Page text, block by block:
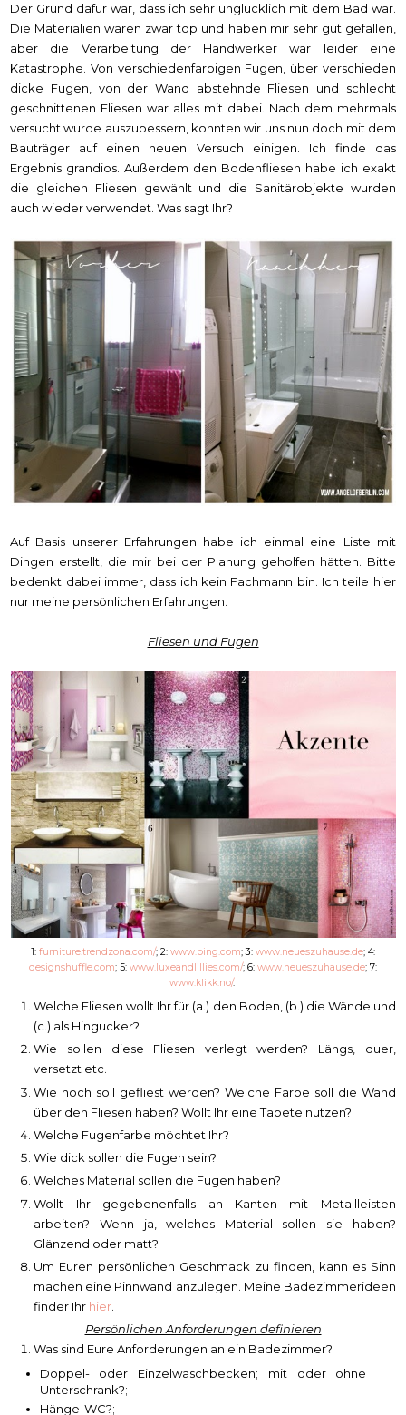
Der Grund dafür war, dass ich sehr unglücklich mit dem Bad war.
Die Materialien waren zwar top und haben mir sehr gut gefallen,
aber die Verarbeitung der Handwerker war leider eine
Katastrophe. Von verschiedenfarbigen Fugen, über verschieden
dicke Fugen, von der Wand abstehnde Fliesen und schlecht
geschnittenen Fliesen war alles mit dabei. Nach dem mehrmals
versucht wurde auszubessern, konnten wir uns nun doch mit dem
Bauträger auf einen neuen Versuch einigen. Ich finde das
Ergebnis grandios. Außerdem den Bodenfliesen habe ich exakt
die gleichen Fliesen gewählt und die Sanitärobjekte wurden
auch wieder verwendet. Was sagt Ihr?
Auf Basis unserer Erfahrungen habe ich einmal eine Liste mit
Dingen erstellt, die mir bei der Planung geholfen hätten. Bitte
bedenkt dabei immer, dass ich kein Fachmann bin. Ich teile hier
nur meine persönlichen Erfahrungen.
Fliesen und Fugen
1: furniture.trendzona.com/; 2: www.bing.com; 3: www.neueszuhause.de; 4:
designshuffle.com; 5: www.luxeandlillies.com/; 6: www.neueszuhause.de; 7:
www.klikk.no/.
Welche Fliesen wollt Ihr für (a.) den Boden, (b.) die Wände und
(c.) als Hingucker?
Wie sollen diese Fliesen verlegt werden? Längs, quer,
versetzt etc.
Wie hoch soll gefliest werden? Welche Farbe soll die Wand
über den Fliesen haben? Wollt Ihr eine Tapete nutzen?
Welche Fugenfarbe möchtet Ihr?
Wie dick sollen die Fugen sein?
Welches Material sollen die Fugen haben?
Wollt Ihr gegebenenfalls an Kanten mit Metallleisten
arbeiten? Wenn ja, welches Material sollen sie haben?
Glänzend oder matt?
Um Euren persönlichen Geschmack zu finden, kann es Sinn
machen eine Pinnwand anzulegen. Meine Badezimmerideen
finder Ihr hier
Persönlichen Anforderungen definieren
Was sind Eure Anforderungen an ein Badezimmer?
Doppel- oder Einzelwaschbecken; mit oder ohne
Unterschrank?;
Hänge-WC?;